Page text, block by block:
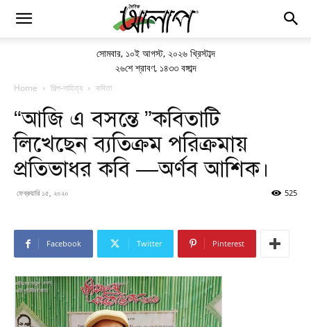
সোমবার, ১০ই আগস্ট, ২০২৬ খ্রিস্টাব্দ
২৬শে শ্রাবণ, ১৪৩৩ বঙ্গাব্দ
Home শিল্প-সাহিত্য কবিতা
“আজি এ বসন্তে ”কবিতাটি
লিখেছেন ব্যতিক্রম পরিক্রমায়
প্রতিভাধর কবি —অর্ণব আশিক।
ফেব্রুয়ারি ১৫, ২০২০ 525
Facebook Twitter Pinterest